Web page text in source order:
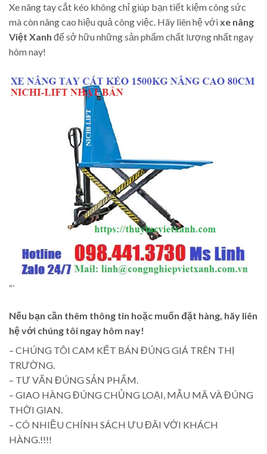
Xe nâng tay cắt kéo không chỉ giúp bạn tiết kiệm công sức
mà còn nâng cao hiệu quả công việc. Hãy liên hệ vớixe nâng
Việt Xanh để sở hữu những sản phẩm chất lượng nhất ngay
hôm nay!
“`
Nếu bạn cần thêm thông tin hoặc muốn đặt hàng, hãy liên
hệ với chúng tôi ngay hôm nay!
– CHÚNG TÔI CAM KẾT BÁN ĐÚNG GIÁ TRÊN THỊ
TRƯỜNG.
– TƯ VẤN ĐÚNG SẢN PHẨM.
– GIAO HÀNG ĐÚNG CHỦNG LOẠI, MẪU MÃ VÀ ĐÚNG
THỜI GIAN.
– CÓ NHIỀU CHÍNH SÁCH ƯU ĐÃI VỚI KHÁCH
HÀNG.!!!!